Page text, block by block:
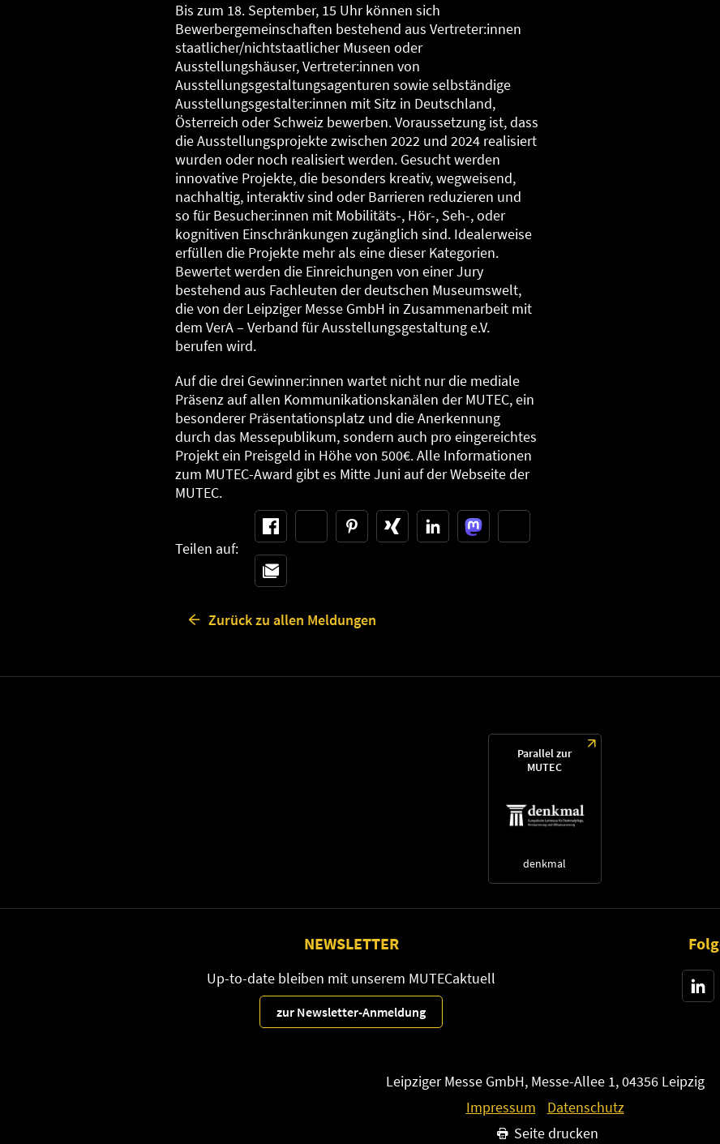
Bis zum 18. September, 15 Uhr können sich
Bewerbergemeinschaften bestehend aus Vertreter:innen
staatlicher/nichtstaatlicher Museen oder
Ausstellungshäuser, Vertreter:innen von
Ausstellungsgestaltungsagenturen sowie selbständige
Ausstellungsgestalter:innen mit Sitz in Deutschland,
Österreich oder Schweiz bewerben. Voraussetzung ist, dass
die Ausstellungsprojekte zwischen 2022 und 2024 realisiert
wurden oder noch realisiert werden. Gesucht werden
innovative Projekte, die besonders kreativ, wegweisend,
nachhaltig, interaktiv sind oder Barrieren reduzieren und
so für Besucher:innen mit Mobilitäts-, Hör-, Seh-, oder
kognitiven Einschränkungen zugänglich sind. Idealerweise
erfüllen die Projekte mehr als eine dieser Kategorien.
Bewertet werden die Einreichungen von einer Jury
bestehend aus Fachleuten der deutschen Museumswelt,
die von der Leipziger Messe GmbH in Zusammenarbeit mit
dem VerA – Verband für Ausstellungsgestaltung e.V.
berufen wird.
Auf die drei Gewinner:innen wartet nicht nur die mediale
Präsenz auf allen Kommunikationskanälen der MUTEC, ein
besonderer Präsentationsplatz und die Anerkennung
durch das Messepublikum, sondern auch pro eingereichtes
Projekt ein Preisgeld in Höhe von 500€. Alle Informationen
zum MUTEC-Award gibt es Mitte Juni auf der Webseite der
MUTEC.
Teilen auf:
Zurück zu allen Meldungen
Parallel zur
MUTEC
denkmal
NEWSLETTER
Up-to-date bleiben mit unserem MUTECaktuell
zur Newsletter-Anmeldung
Leipziger Messe GmbH, Messe-Allee 1, 04356 Leipzig
Impressum
Datenschutz
Seite drucken